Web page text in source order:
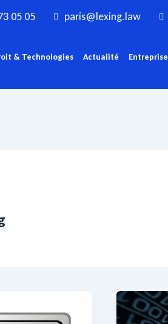
05 05 paris@lexing.law
& Technologies Actualité Entreprise